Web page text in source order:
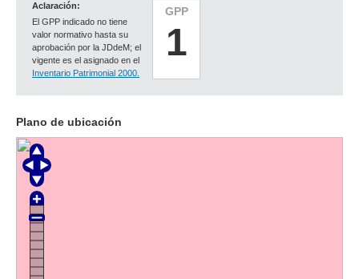
GPP
1
Aclaración:
El GPP indicado no tiene
valor normativo hasta su
aprobación por la JDdeM; el
vigente es el asignado en el
Inventario Patrimonial 2000.
Plano de ubicación